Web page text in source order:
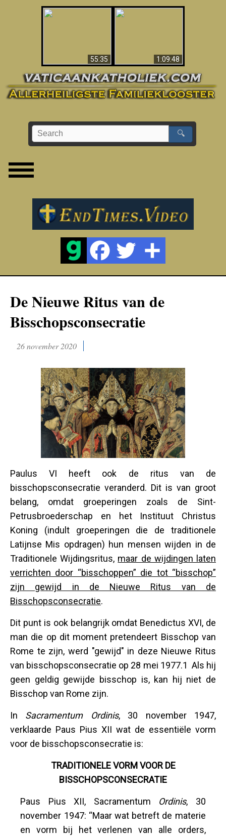
55:35
1:09:48
🔍
De Nieuwe Ritus van de
Bisschopsconsecratie
26 november 2020
Paulus VI heeft ook de ritus van de
bisschopsconsecratie veranderd. Dit is van groot
belang, omdat groeperingen zoals de Sint-
Petrusbroederschap en het Instituut Christus
Koning (indult groeperingen die de traditionele
Latijnse Mis opdragen) hun mensen wijden in de
Traditionele Wijdingsritus, maar de wijdingen laten
verrichten door “bisschoppen” die tot “bisschop”
zijn gewijd in de Nieuwe Ritus van de
Bisschopsconsecratie.
Dit punt is ook belangrijk omdat Benedictus XVI, de
man die op dit moment pretendeert Bisschop van
Rome te zijn, werd "gewijd" in deze Nieuwe Ritus
van bisschopsconsecratie op 28 mei 1977.1 Als hij
geen geldig gewijde bisschop is, kan hij niet de
Bisschop van Rome zijn.
In Sacramentum Ordinis, 30 november 1947,
verklaarde Paus Pius XII wat de essentiële vorm
voor de bisschopsconsecratie is:
TRADITIONELE VORM VOOR DE
BISSCHOPSCONSECRATIE
Paus Pius XII, Sacramentum Ordinis, 30
november 1947: “Maar wat betreft de materie
en vorm bij het verlenen van alle orders,